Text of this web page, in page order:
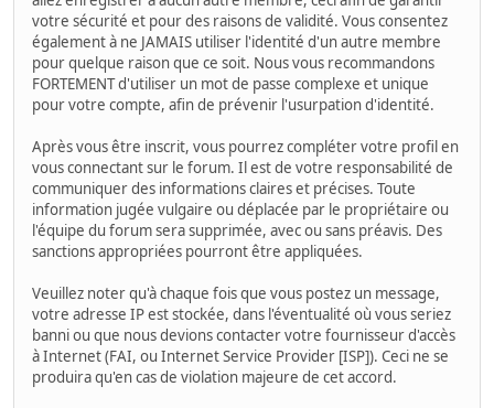
votre sécurité et pour des raisons de validité. Vous consentez
également à ne JAMAIS utiliser l'identité d'un autre membre
pour quelque raison que ce soit. Nous vous recommandons
FORTEMENT d'utiliser un mot de passe complexe et unique
pour votre compte, afin de prévenir l'usurpation d'identité.
Après vous être inscrit, vous pourrez compléter votre profil en
vous connectant sur le forum. Il est de votre responsabilité de
communiquer des informations claires et précises. Toute
information jugée vulgaire ou déplacée par le propriétaire ou
l'équipe du forum sera supprimée, avec ou sans préavis. Des
sanctions appropriées pourront être appliquées.
Veuillez noter qu'à chaque fois que vous postez un message,
votre adresse IP est stockée, dans l'éventualité où vous seriez
banni ou que nous devions contacter votre fournisseur d'accès
à Internet (FAI, ou Internet Service Provider [ISP]). Ceci ne se
produira qu'en cas de violation majeure de cet accord.